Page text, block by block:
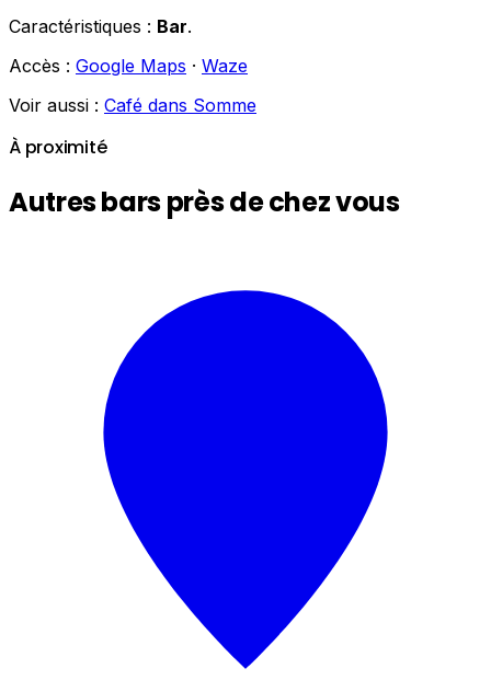
Caractéristiques : Bar.
Accès : Google Maps · Waze
Voir aussi : Café dans Somme
À proximité
Autres bars près de chez vous